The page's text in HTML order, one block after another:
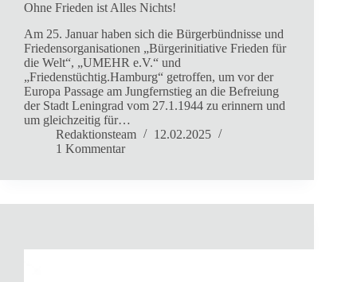
Ohne Frieden ist Alles Nichts!
Am 25. Januar haben sich die Bürgerbündnisse und
Friedensorganisationen „Bürgerinitiative Frieden für
die Welt“, „UMEHR e.V.“ und
„Friedenstüchtig.Hamburg“ getroffen, um vor der
Europa Passage am Jungfernstieg an die Befreiung
der Stadt Leningrad vom 27.1.1944 zu erinnern und
um gleichzeitig für…
Redaktionsteam
12.02.2025
1 Kommentar